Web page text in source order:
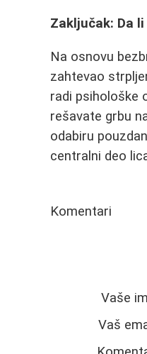
Zaključak: Da
Na osnovu
zahtevao
radi psihološke
rešavate grbu
odabiru
centralni deo
Komentari
Vaše
Vaš